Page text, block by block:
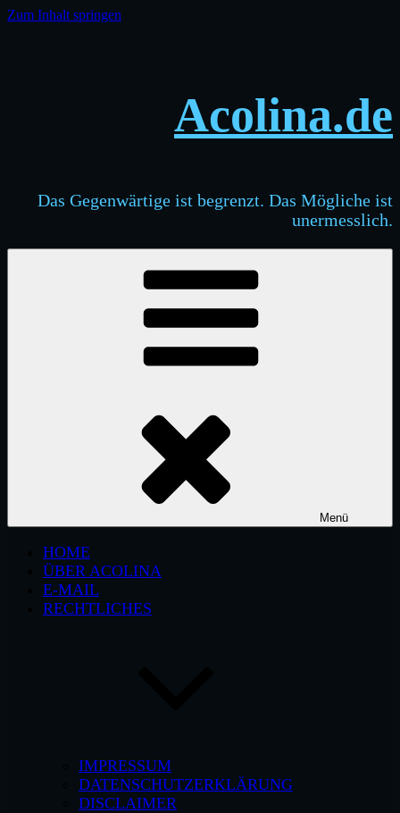
Zum Inhalt springen
Acolina.de
Das Gegenwärtige ist begrenzt. Das Mögliche ist
unermesslich.
Menü
HOME
ÜBER ACOLINA
E-MAIL
RECHTLICHES
IMPRESSUM
DATENSCHUTZERKLÄRUNG
DISCLAIMER